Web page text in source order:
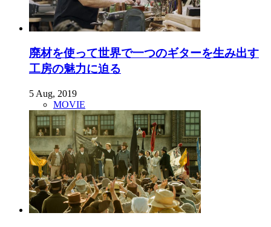
廃材を使って世界で一つのギターを生み出す
工房の魅力に迫る
5 Aug, 2019
MOVIE